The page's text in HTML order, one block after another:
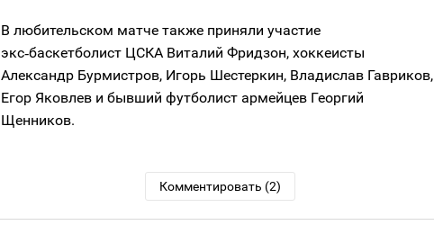
В любительском матче также приняли участие
экс‑баскетболист ЦСКА Виталий Фридзон, хоккеисты
Александр Бурмистров, Игорь Шестеркин, Владислав Гавриков,
Егор Яковлев и бывший футболист армейцев Георгий
Щенников.
Комментировать (2)